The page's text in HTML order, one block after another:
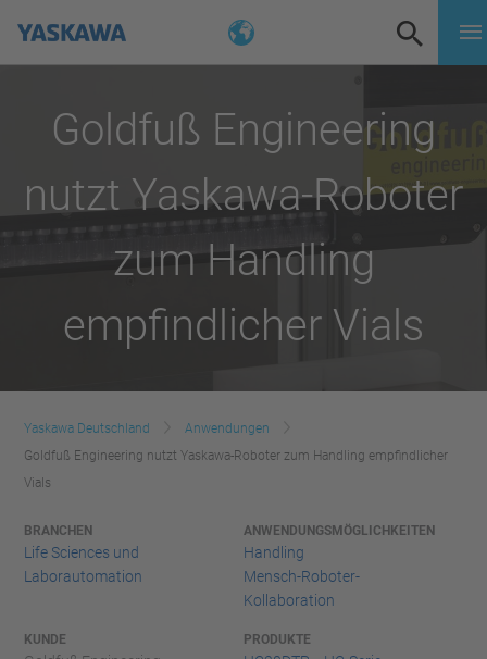
Goldfuß Engineering
nutzt Yaskawa-Roboter
zum Handling
empfindlicher Vials
Yaskawa Deutschland
Anwendungen
Goldfuß Engineering nutzt Yaskawa-Roboter zum Handling empfindlicher
Vials
BRANCHEN
Life Sciences und
Laborautomation
ANWENDUNGSMÖGLICHKEITEN
Handling
Mensch-Roboter-
Kollaboration
KUNDE PRODUKTE